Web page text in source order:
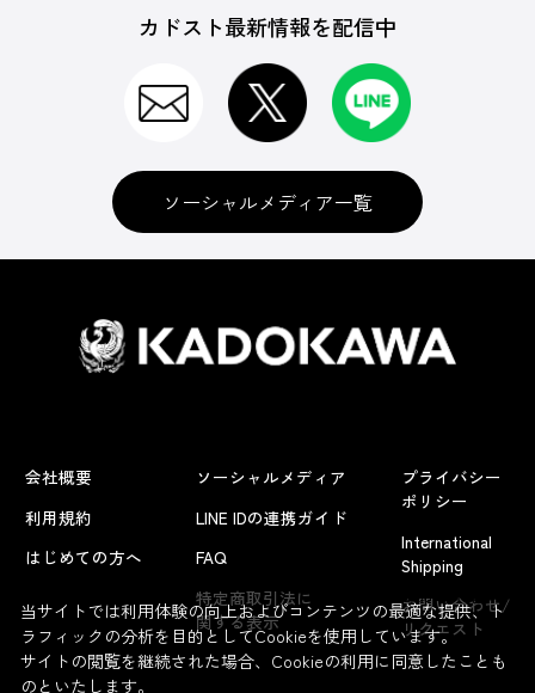
よくあるお問い合わせ
カドスト最新情報を配信中
ソーシャルメディア一覧
会社概要
利用規約
はじめての方へ
ソーシャルメディア
LINE IDの連携ガイド
FAQ
特定商取引法に
関する表示
プライバシー
ポリシー
International
Shipping
お問い合わせ/
リクエスト
当サイトでは利用体験の向上およびコンテンツの最適な提供、ト
ラフィックの分析を目的としてCookieを使用しています。
サイトの閲覧を継続された場合、Cookieの利用に同意したことも
のといたします。